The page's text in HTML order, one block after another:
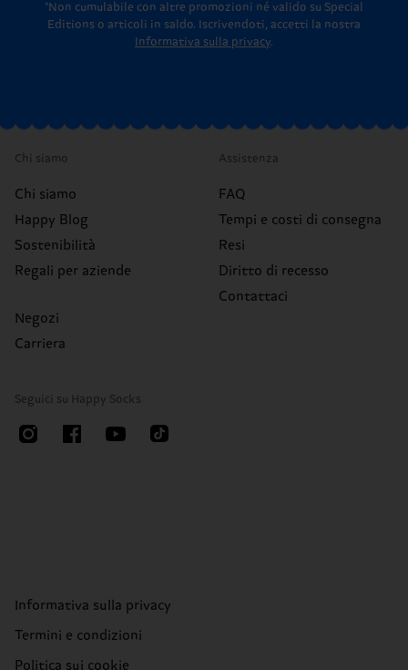
*Non cumulabile con altre promozioni né valido su Special
Editions o articoli in saldo.
Iscrivendoti, accetti la nostra
Informativa sulla privacy.
Chi siamo
Chi siamo
Happy Blog
Sostenibilità
Regali per aziende
Negozi
Carriera
Assistenza
FAQ
Tempi e costi di consegna
Resi
Diritto di recesso
Contattaci
Seguici su Happy Socks
Informativa sulla privacy
Termini e condizioni
Politica sui cookie